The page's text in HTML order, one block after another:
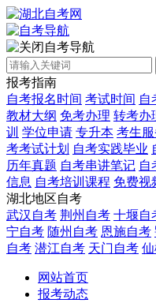
自考导航
报考指南
自考报名时间 考试时间 自
教材大纲 免考办理 转考办
训 学位申请 专升本 考生
考考试计划 自考实践毕业
历年真题 自考串讲笔记 自
信息 自考培训课程 免费视
湖北地区自考
武汉自考 荆州自考 十堰自
宁自考 随州自考 恩施自考
自考 潜江自考 天门自考
网站首页
报考动态